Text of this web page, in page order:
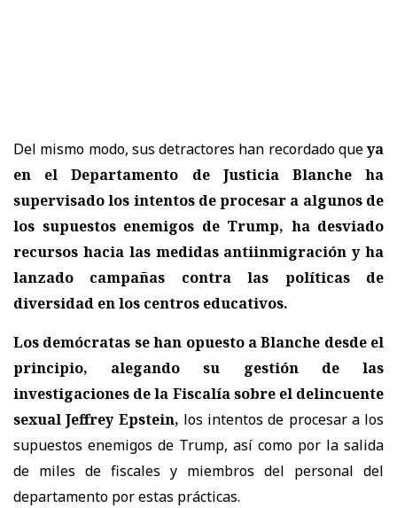
Del mismo modo, sus detractores han recordado queya
en el Departamento de Justicia Blanche ha
supervisado los intentos de procesar a algunos de
los supuestos enemigos de Trump, ha desviado
recursos hacia las medidas antiinmigración y ha
lanzado campañas contra las políticas de
diversidad en los centros educativos.
Los demócratas se han opuesto a Blanche desde el
principio, alegando su gestión de las
investigaciones de la Fiscalía sobre el delincuente
sexual Jeffrey Epstein, los intentos de procesar a los
supuestos enemigos de Trump, así como por la salida
de miles de fiscales y miembros del personal del
departamento por estas prácticas.